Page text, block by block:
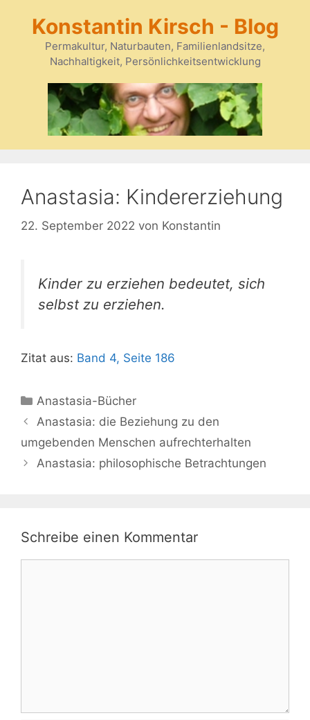
springen
Konstantin Kirsch - Blog
Permakultur, Naturbauten, Familienlandsitze,
Nachhaltigkeit, Persönlichkeitsentwicklung
Anastasia: Kindererziehung
22. September 2022 von Konstantin
Kinder zu erziehen bedeutet, sich
selbst zu erziehen.
Zitat aus: Band 4, Seite 186
Kategorien
Anastasia-Bücher
Anastasia: die Beziehung zu den
umgebenden Menschen aufrechterhalten
Anastasia: philosophische Betrachtungen
Schreibe einen Kommentar